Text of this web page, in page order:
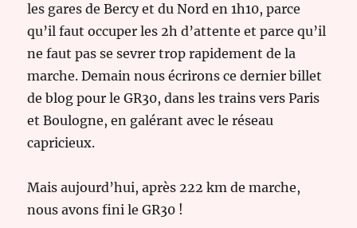
les gares de Bercy et du Nord en 1h10, parce
qu’il faut occuper les 2h d’attente et parce qu’il
ne faut pas se sevrer trop rapidement de la
marche. Demain nous écrirons ce dernier billet
de blog pour le GR30, dans les trains vers Paris
et Boulogne, en galérant avec le réseau
capricieux.
Mais aujourd’hui, après 222 km de marche,
nous avons fini le GR30 !